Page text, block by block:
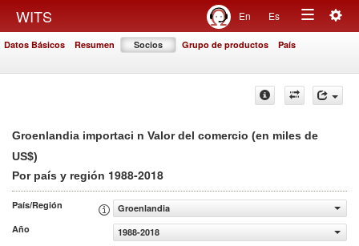
WITS En Es
Toggle
Datos Básicos Resumen Socios Grupo de productos País
Groenlandia importaci n Valor del comercio (en miles de
US$)
Por país y región 1988-2018
País/Región
Groenlandia
Año
1988-2018